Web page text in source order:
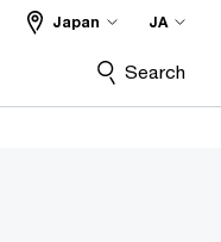
Japan JA
Search